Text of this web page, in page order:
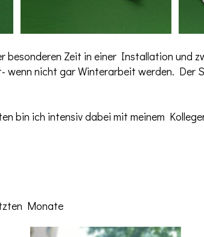
besonderen Zeit in einer Installation und
wenn nicht gar Winterarbeit werden. Der
bin ich intensiv dabei mit meinem
Monate